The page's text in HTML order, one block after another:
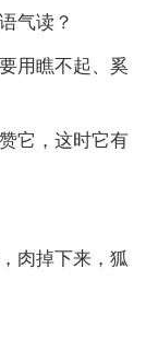
气读？
用瞧不起、奚
它，这时它有
肉掉下来，狐